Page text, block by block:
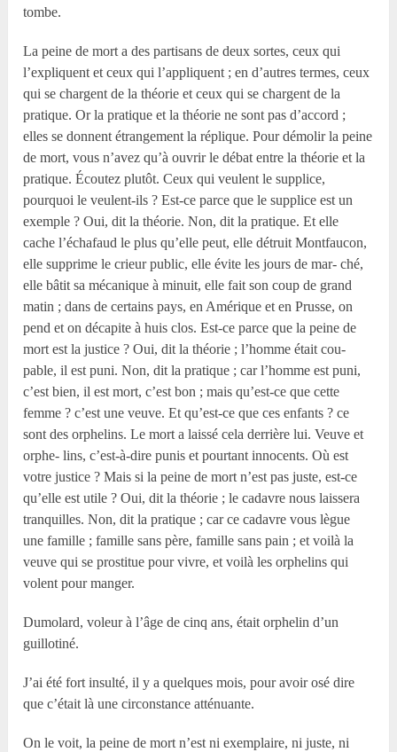
tombe.
La peine de mort a des partisans de deux sortes, ceux qui
l’expliquent et ceux qui l’appliquent ; en d’autres termes, ceux
qui se chargent de la théorie et ceux qui se chargent de la
pratique. Or la pratique et la théorie ne sont pas d’accord ;
elles se donnent étrangement la réplique. Pour démolir la peine
de mort, vous n’avez qu’à ouvrir le débat entre la théorie et la
pratique. Écoutez plutôt. Ceux qui veulent le supplice,
pourquoi le veulent-ils ? Est-ce parce que le supplice est un
exemple ? Oui, dit la théorie. Non, dit la pratique. Et elle
cache l’échafaud le plus qu’elle peut, elle détruit Montfaucon,
elle supprime le crieur public, elle évite les jours de mar- ché,
elle bâtit sa mécanique à minuit, elle fait son coup de grand
matin ; dans de certains pays, en Amérique et en Prusse, on
pend et on décapite à huis clos. Est-ce parce que la peine de
mort est la justice ? Oui, dit la théorie ; l’homme était cou-
pable, il est puni. Non, dit la pratique ; car l’homme est puni,
c’est bien, il est mort, c’est bon ; mais qu’est-ce que cette
femme ? c’est une veuve. Et qu’est-ce que ces enfants ? ce
sont des orphelins. Le mort a laissé cela derrière lui. Veuve et
orphe- lins, c’est-à-dire punis et pourtant innocents. Où est
votre justice ? Mais si la peine de mort n’est pas juste, est-ce
qu’elle est utile ? Oui, dit la théorie ; le cadavre nous laissera
tranquilles. Non, dit la pratique ; car ce cadavre vous lègue
une famille ; famille sans père, famille sans pain ; et voilà la
veuve qui se prostitue pour vivre, et voilà les orphelins qui
volent pour manger.
Dumolard, voleur à l’âge de cinq ans, était orphelin d’un
guillotiné.
J’ai été fort insulté, il y a quelques mois, pour avoir osé dire
que c’était là une circonstance atténuante.
On le voit, la peine de mort n’est ni exemplaire, ni juste, ni